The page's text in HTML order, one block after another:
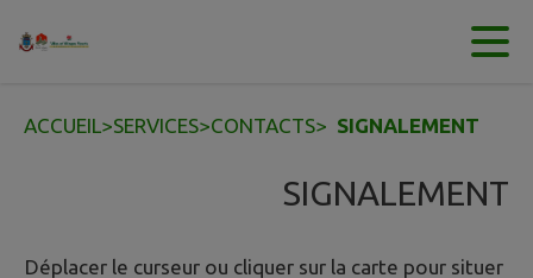
Contenu
ACCUEIL>SERVICES>CONTACTS> SIGNALEMENT
SIGNALEMENT
Déplacer le curseur ou cliquer sur la carte pour situer